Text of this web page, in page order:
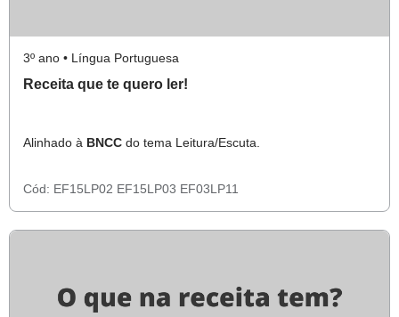
3º ano • Língua Portuguesa
Receita que te quero ler!
Alinhado à BNCC do tema Leitura/Escuta.
Cód: EF15LP02 EF15LP03 EF03LP11